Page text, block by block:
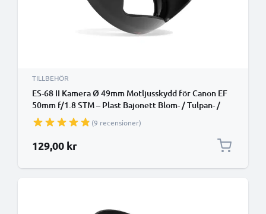
TILLBEHÖR
ES-68 II Kamera Ø 49mm Motljusskydd för Canon EF
50mm f/1.8 STM – Plast Bajonett Blom- / Tulpan- /
Kronblad- Motljusskydd från CELLONIC
(9 recensioner)
129,00 kr